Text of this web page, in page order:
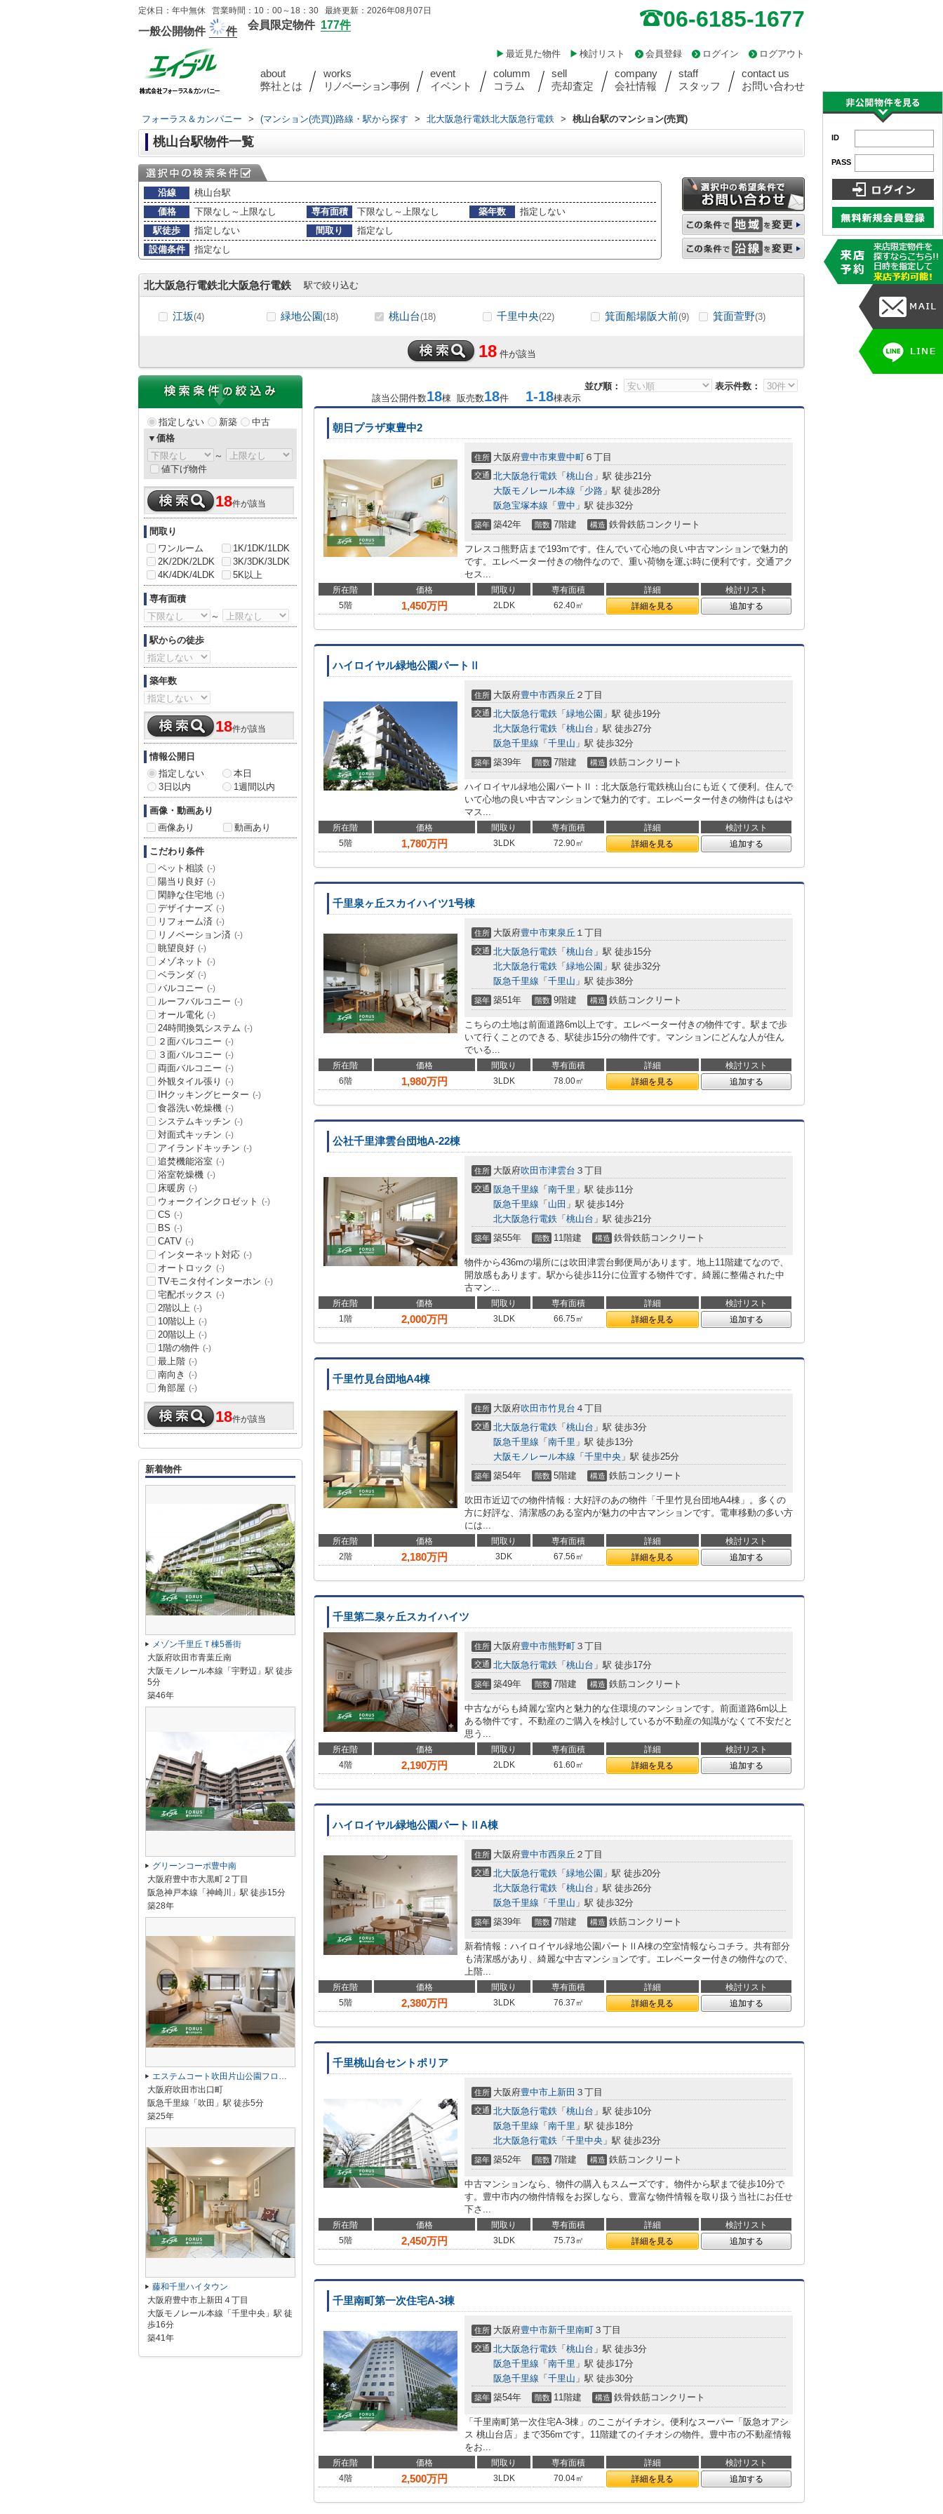
定休日：年中無休 営業時間：10：00～18：30 最終更新：2026年08月07日
一般公開物件 件
会員限定物件 177件 06-6185-1677
ログアウト
ログイン
会員登録
検討リスト
最近見た物件
about
弊社とは
works
リノベーション事例
event
イベント
columm
コラム
sell
売却査定
company
会社情報
staff
スタッフ
contact us
お問い合わせ
フォーラス＆カンパニー > (マンション(売買))路線・駅から探す > 北大阪急行電鉄北大阪急行電鉄 > 桃山台駅のマンション(売買)
桃山台駅物件一覧
沿線
桃山台駅
価格
下限なし～上限なし 専有面積 下限なし～上限なし 築年数
指定しない
駅徒歩
指定しない 間取り
指定なし
設備条件
指定なし
北大阪急行電鉄北大阪急行電鉄 駅で絞り込む
江坂(4) 緑地公園(18) 桃山台(18) 千里中央(22) 箕面船場阪大前(9) 箕面萱野(3)
18 件が該当
並び順：
表示件数：
該当公開件数18棟 販売数18件 1-18棟表示
朝日プラザ東豊中2
住所 大阪府豊中市東豊中町 ６丁目
交通 北大阪急行電鉄 「 桃山台 」駅 徒歩21分
大阪モノレール本線 「 少路 」駅 徒歩28分
阪急宝塚本線 「 豊中 」駅 徒歩32分
築年 築42年 階数 7階建 構造 鉄骨鉄筋コンクリート
フレスコ熊野店まで193mです。住んでいて心地の良い中古マンションで魅力的
です。エレベーター付きの物件なので、重い荷物を運ぶ時に便利です。交通アク
セス...
所在階 価格 間取り 専有面積 詳細
検討リスト
5階
1,450万円 2LDK 62.40㎡ 詳細を見る 追加する
ハイロイヤル緑地公園パートⅡ
住所 大阪府豊中市西泉丘 ２丁目
交通 北大阪急行電鉄 「 緑地公園 」駅 徒歩19分
北大阪急行電鉄 「 桃山台 」駅 徒歩27分
阪急千里線 「 千里山 」駅 徒歩32分
築年 築39年 階数 7階建 構造 鉄筋コンクリート
ハイロイヤル緑地公園パートⅡ：北大阪急行電鉄桃山台にも近くて便利。住んで
いて心地の良い中古マンションで魅力的です。エレベーター付きの物件はもはや
マス...
所在階 価格 間取り 専有面積 詳細
検討リスト
5階
1,780万円 3LDK 72.90㎡ 詳細を見る 追加する
千里泉ヶ丘スカイハイツ1号棟
住所 大阪府豊中市東泉丘 １丁目
交通 北大阪急行電鉄 「 桃山台 」駅 徒歩15分
北大阪急行電鉄 「 緑地公園 」駅 徒歩32分
阪急千里線 「 千里山 」駅 徒歩38分
築年 築51年 階数 9階建 構造 鉄筋コンクリート
こちらの土地は前面道路6m以上です。エレベーター付きの物件です。駅まで歩
いて行くことのできる、駅徒歩15分の物件です。マンションにどんな人が住ん
でいる...
所在階 価格 間取り 専有面積 詳細
検討リスト
6階
1,980万円 3LDK 78.00㎡ 詳細を見る 追加する
公社千里津雲台団地A-22棟
住所 大阪府吹田市津雲台 ３丁目
交通 阪急千里線 「 南千里 」駅 徒歩11分
阪急千里線 「 山田 」駅 徒歩14分
北大阪急行電鉄 「 桃山台 」駅 徒歩21分
築年 築55年 階数 11階建 構造 鉄骨鉄筋コンクリート
物件から436mの場所には吹田津雲台郵便局があります。地上11階建てなので、
開放感もあります。駅から徒歩11分に位置する物件です。綺麗に整備された中
古マン...
所在階 価格 間取り 専有面積 詳細
検討リスト
1階
2,000万円 3LDK 66.75㎡ 詳細を見る 追加する
千里竹見台団地A4棟
住所 大阪府吹田市竹見台 ４丁目
交通 北大阪急行電鉄 「 桃山台 」駅 徒歩3分
阪急千里線 「 南千里 」駅 徒歩13分
大阪モノレール本線 「 千里中央 」駅 徒歩25分
築年 築54年 階数 5階建 構造 鉄筋コンクリート
吹田市近辺での物件情報：大好評のあの物件「千里竹見台団地A4棟」。多くの
方に好評な、清潔感のある室内が魅力の中古マンションです。電車移動の多い方
には...
所在階 価格 間取り 専有面積 詳細
検討リスト
2階
2,180万円 3DK 67.56㎡ 詳細を見る 追加する
千里第二泉ヶ丘スカイハイツ
住所 大阪府豊中市熊野町 ３丁目
交通 北大阪急行電鉄 「 桃山台 」駅 徒歩17分
築年 築49年 階数 7階建 構造 鉄筋コンクリート
中古ながらも綺麗な室内と魅力的な住環境のマンションです。前面道路6m以上
ある物件です。不動産のご購入を検討しているが不動産の知識がなくて不安だと
思う...
所在階 価格 間取り 専有面積 詳細
検討リスト
4階
2,190万円 2LDK 61.60㎡ 詳細を見る 追加する
ハイロイヤル緑地公園パートⅡA棟
住所 大阪府豊中市西泉丘 ２丁目
交通 北大阪急行電鉄 「 緑地公園 」駅 徒歩20分
北大阪急行電鉄 「 桃山台 」駅 徒歩26分
阪急千里線 「 千里山 」駅 徒歩32分
築年 築39年 階数 7階建 構造 鉄筋コンクリート
新着情報：ハイロイヤル緑地公園パートⅡA棟の空室情報ならコチラ。共有部分
も清潔感があり、綺麗な中古マンションです。エレベーター付きの物件なので、
上階...
所在階 価格 間取り 専有面積 詳細
検討リスト
5階
2,380万円 3LDK 76.37㎡ 詳細を見る 追加する
千里桃山台セントポリア
住所 大阪府豊中市上新田 ３丁目
交通 北大阪急行電鉄 「 桃山台 」駅 徒歩10分
阪急千里線 「 南千里 」駅 徒歩18分
北大阪急行電鉄 「 千里中央 」駅 徒歩23分
築年 築52年 階数 7階建 構造 鉄筋コンクリート
中古マンションなら、物件の購入もスムーズです。物件から駅まで徒歩10分で
す。豊中市内の物件情報をお探しなら、豊富な物件情報を取り扱う当社にお任せ
下さ...
所在階 価格 間取り 専有面積 詳細
検討リスト
5階
2,450万円 3LDK 75.73㎡ 詳細を見る 追加する
千里南町第一次住宅A-3棟
住所 大阪府豊中市新千里南町 ３丁目
交通 北大阪急行電鉄 「 桃山台 」駅 徒歩3分
阪急千里線 「 南千里 」駅 徒歩17分
阪急千里線 「 千里山 」駅 徒歩30分
築年 築54年 階数 11階建 構造 鉄骨鉄筋コンクリート
「千里南町第一次住宅A-3棟」のここがイチオシ。便利なスーパー「阪急オアシ
ス 桃山台店」まで356mです。11階建てのイチオシの物件。豊中市の不動産情報
をお...
所在階 価格 間取り 専有面積 詳細
検討リスト
4階
2,500万円 3LDK 70.04㎡ 詳細を見る 追加する
指定しない 新築
中古
▼価格
～
値下げ物件
18件が該当
間取り
ワンルーム
1K/1DK/1LDK
2K/2DK/2LDK
3K/3DK/3LDK
4K/4DK/4LDK
5K以上
専有面積
～
駅からの徒歩
築年数
18件が該当
情報公開日
指定しない
本日
3日以内
1週間以内
画像・動画あり
画像あり
動画あり
こだわり条件
ペット相談 (-)
陽当り良好 (-)
閑静な住宅地 (-)
デザイナーズ (-)
リフォーム済 (-)
リノベーション済 (-)
眺望良好 (-)
メゾネット (-)
ベランダ (-)
バルコニー (-)
ルーフバルコニー (-)
オール電化 (-)
24時間換気システム (-)
２面バルコニー (-)
３面バルコニー (-)
両面バルコニー (-)
外観タイル張り (-)
IHクッキングヒーター (-)
食器洗い乾燥機 (-)
システムキッチン (-)
対面式キッチン (-)
アイランドキッチン (-)
追焚機能浴室 (-)
浴室乾燥機 (-)
床暖房 (-)
ウォークインクロゼット (-)
CS (-)
BS (-)
CATV (-)
インターネット対応 (-)
オートロック (-)
TVモニタ付インターホン (-)
宅配ボックス (-)
2階以上 (-)
10階以上 (-)
20階以上 (-)
1階の物件 (-)
最上階 (-)
南向き (-)
角部屋 (-)
18件が該当
新着物件
メゾン千里丘Ｔ棟5番街
大阪府吹田市青葉丘南
大阪モノレール本線「宇野辺」駅 徒歩
5分
築46年
グリーンコーポ豊中南
大阪府豊中市大黒町２丁目
阪急神戸本線「神崎川」駅 徒歩15分
築28年
エステムコート吹田片山公園フローラ
大阪府吹田市出口町
阪急千里線「吹田」駅 徒歩5分
築25年
藤和千里ハイタウン
大阪府豊中市上新田４丁目
大阪モノレール本線「千里中央」駅 徒
歩16分
築41年
ID
PASS